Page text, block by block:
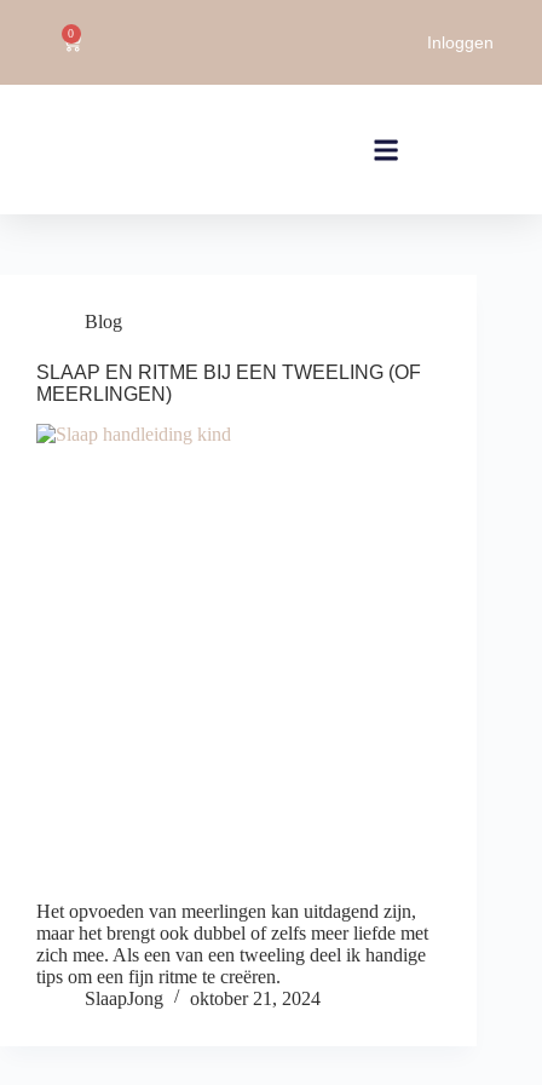
0 Inloggen
Blog
SLAAP EN RITME BIJ EEN TWEELING (OF
MEERLINGEN)
Het opvoeden van meerlingen kan uitdagend zijn,
maar het brengt ook dubbel of zelfs meer liefde met
zich mee. Als een van een tweeling deel ik handige
tips om een fijn ritme te creëren.
SlaapJong
oktober 21, 2024